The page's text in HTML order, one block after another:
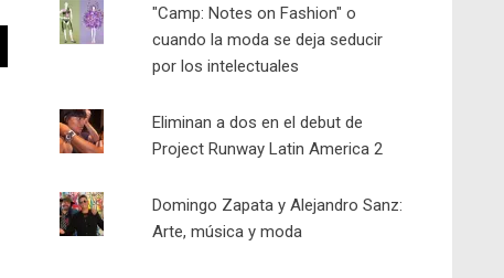
"Camp: Notes on Fashion" o
cuando la moda se deja seducir
por los intelectuales
Eliminan a dos en el debut de
Project Runway Latin America 2
Domingo Zapata y Alejandro Sanz:
Arte, música y moda